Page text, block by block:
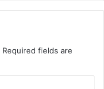
Required fields are